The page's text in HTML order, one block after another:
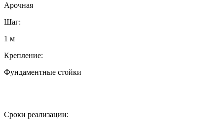
Арочная
Шаг:
1 м
Крепление:
Фундаментные стойки
Сроки реализации: